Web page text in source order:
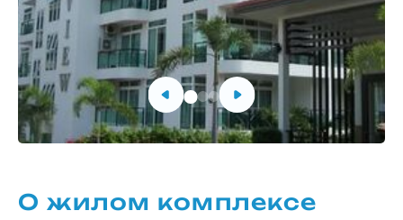
О жилом комплексе